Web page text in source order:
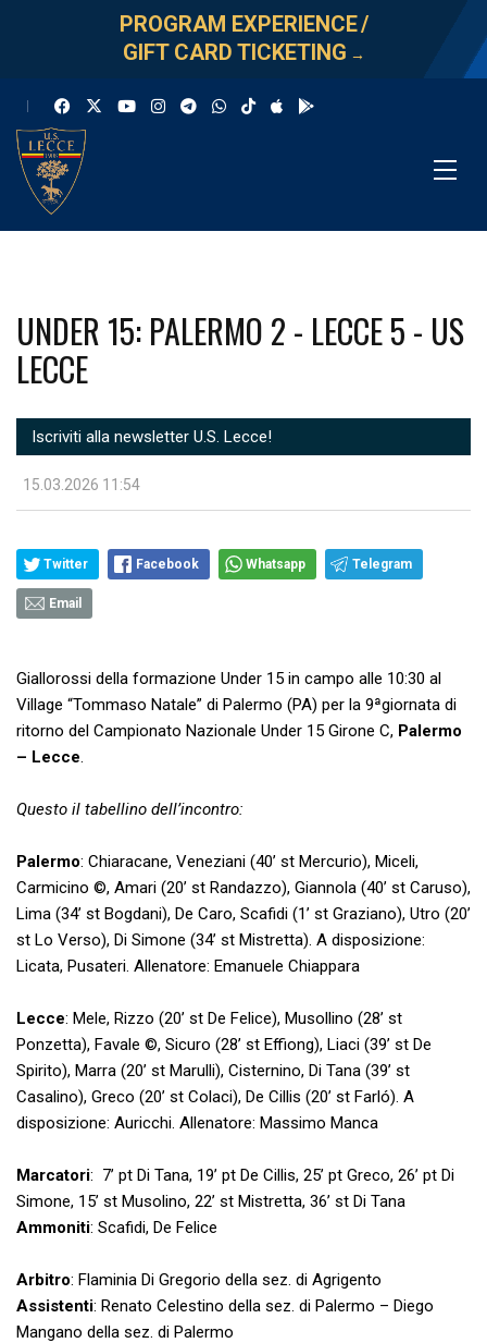
PROGRAM EXPERIENCE/
GIFT CARD TICKETING →
UNDER 15: PALERMO 2 - LECCE 5 - US
LECCE
Iscriviti alla newsletter U.S. Lecce!
15.03.2026 11:54
Twitter Facebook Whatsapp Telegram
Email
Giallorossi della formazione Under 15 in campo alle 10:30 al
Village “Tommaso Natale” di Palermo (PA) per la 9ªgiornata di
ritorno del Campionato Nazionale Under 15 Girone C, Palermo
– Lecce
Questo il tabellino dell’incontro:
Palermo: Chiaracane, Veneziani (40’ st Mercurio), Miceli,
Carmicino ©, Amari (20’ st Randazzo), Giannola (40’ st Caruso),
Lima (34’ st Bogdani), De Caro, Scafidi (1’ st Graziano), Utro (20’
st Lo Verso), Di Simone (34’ st Mistretta). A disposizione:
Licata, Pusateri. Allenatore: Emanuele Chiappara
Lecce: Mele, Rizzo (20’ st De Felice), Musollino (28’ st
Ponzetta), Favale ©, Sicuro (28’ st Effiong), Liaci (39’ st De
Spirito), Marra (20’ st Marulli), Cisternino, Di Tana (39’ st
Casalino), Greco (20’ st Colaci), De Cillis (20’ st Farló). A
disposizione: Auricchi. Allenatore: Massimo Manca
Marcatori: 7’ pt Di Tana, 19’ pt De Cillis, 25’ pt Greco, 26’ pt Di
Simone, 15’ st Musolino, 22’ st Mistretta, 36’ st Di Tana
Ammoniti: Scafidi, De Felice
Arbitro: Flaminia Di Gregorio della sez. di Agrigento
Assistenti: Renato Celestino della sez. di Palermo – Diego
Mangano della sez. di Palermo